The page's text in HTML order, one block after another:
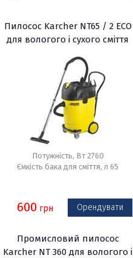
Пилосос Karcher NT65 / 2 ECO
для вологого і сухого сміття
Потужність, Вт 2760
Ємкість бака для сміття, л 65
600 грн Орендувати
Промисловий пилосос
Karcher NT 360 для вологого і